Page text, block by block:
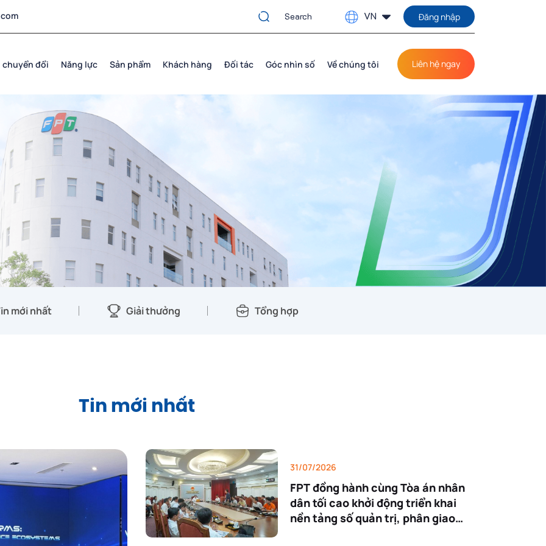
VN Đăng nhập
chuyển đổi Năng lực Sản phẩm Khách hàng Đối tác Góc nhìn số Về chúng tôi Liên hệ ngay
mới nhất Giải thưởng Tổng hợp
Tin mới nhất
31/07/2026
FPT đồng hành cùng Tòa án nhân
dân tối cao khởi động triển khai
nền tảng số quản trị, phân giao